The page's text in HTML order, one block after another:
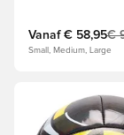
Vanaf € 58,95€
Small, Medium, Large
Opent een